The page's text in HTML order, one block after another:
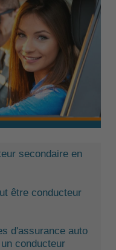
secondaire en
être conducteur
d'assurance auto
conducteur